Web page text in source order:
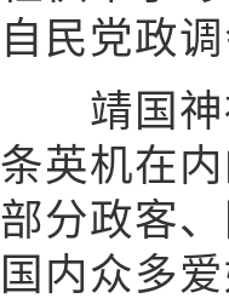
自民党政
靖国神
条英机在
部分政客
国内众多